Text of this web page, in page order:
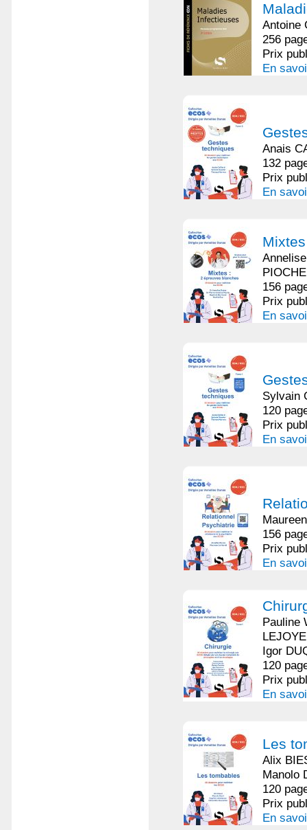
Antoine
256
Prix
En
Anais
132
Prix
En
PIOCHE
156
Prix
En
Sylvain
120
Prix
En
156
Prix
En
Pauline
Igor
120
Prix
En
Les
Alix
Manolo
120
Prix
En